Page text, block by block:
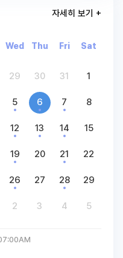
자세히 보기 +
Wed Thu Fri Sat
29 30 31 1
5 6 7 8
12 13 14 15
19 20 21 22
26 27 28 29
2 3 4 5